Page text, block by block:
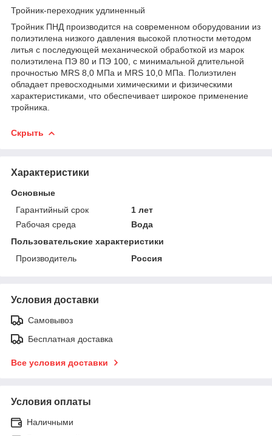
Тройник-переходник удлиненный
Тройник ПНД производится на современном оборудовании из
полиэтилена низкого давления высокой плотности методом
литья с последующей механической обработкой из марок
полиэтилена ПЭ 80 и ПЭ 100, с минимальной длительной
прочностью MRS 8,0 МПа и MRS 10,0 МПа. Полиэтилен
обладает превосходными химическими и физическими
характеристиками, что обеспечивает широкое применение
тройника.
Скрыть
Характеристики
Основные
Гарантийный срок
1 лет
Рабочая среда
Вода
Пользовательские характеристики
Производитель
Россия
Условия доставки
Самовывоз
Бесплатная доставка
Все условия доставки
Условия оплаты
Наличными